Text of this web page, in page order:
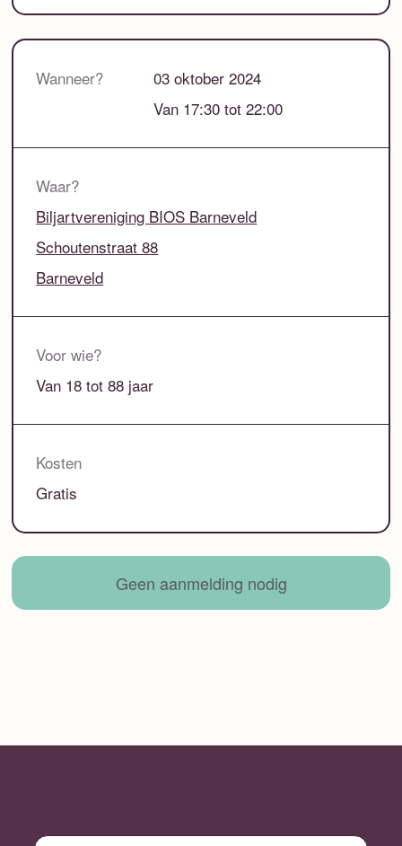
Wanneer?
03 oktober 2024
Van 17:30 tot 22:00
Waar?
Biljartvereniging BIOS Barneveld
Schoutenstraat 88
Barneveld
Voor wie?
Van 18 tot 88 jaar
Kosten
Gratis
Geen aanmelding nodig